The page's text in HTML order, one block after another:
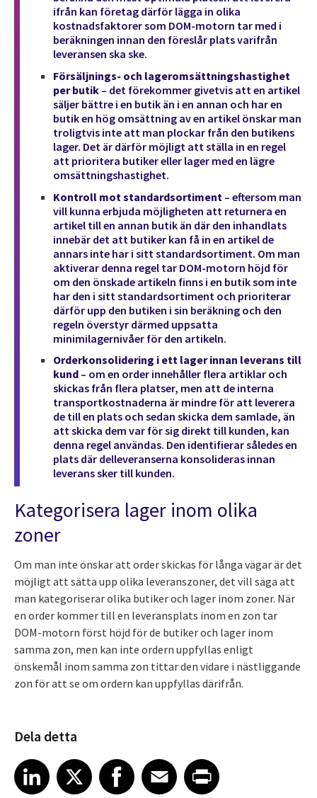
ifrån kan företag därför lägga in olika
kostnadsfaktorer som DOM-motorn tar med i
beräkningen innan den föreslår plats varifrån
leveransen ska ske.
Försäljnings- och lageromsättningshastighet
per butik – det förekommer givetvis att en artikel
säljer bättre i en butik än i en annan och har en
butik en hög omsättning av en artikel önskar man
troligtvis inte att man plockar från den butikens
lager. Det är därför möjligt att ställa in en regel
att prioritera butiker eller lager med en lägre
omsättningshastighet.
Kontroll mot standardsortiment – eftersom man
vill kunna erbjuda möjligheten att returnera en
artikel till en annan butik än där den inhandlats
innebär det att butiker kan få in en artikel de
annars inte har i sitt standardsortiment. Om man
aktiverar denna regel tar DOM-motorn höjd för
om den önskade artikeln finns i en butik som inte
har den i sitt standardsortiment och prioriterar
därför upp den butiken i sin beräkning och den
regeln överstyr därmed uppsatta
minimilagernivåer för den artikeln.
Orderkonsolidering i ett lager innan leverans till
kund – om en order innehåller flera artiklar och
skickas från flera platser, men att de interna
transportkostnaderna är mindre för att leverera
de till en plats och sedan skicka dem samlade, än
att skicka dem var för sig direkt till kunden, kan
denna regel användas. Den identifierar således en
plats där delleveranserna konsolideras innan
leverans sker till kunden.
Kategorisera lager inom olika
zoner
Om man inte önskar att order skickas för långa vägar är det
möjligt att sätta upp olika leveranszoner, det vill säga att
man kategoriserar olika butiker och lager inom zoner. När
en order kommer till en leveransplats inom en zon tar
DOM-motorn först höjd för de butiker och lager inom
samma zon, men kan inte ordern uppfyllas enligt
önskemål inom samma zon tittar den vidare i nästliggande
zon för att se om ordern kan uppfyllas därifrån.
Dela detta
Share article on LinkedIn
LinkedIn
Share article on XShare article on Facebook
Facebook
Share article on Email
EmailShare article on Print